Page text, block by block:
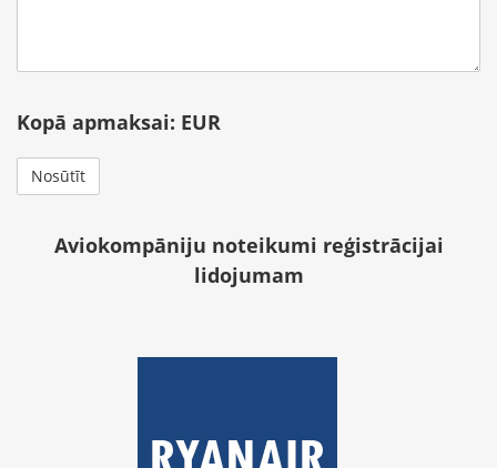
Kopā apmaksai: EUR
Aviokompāniju noteikumi reģistrācijai
lidojumam